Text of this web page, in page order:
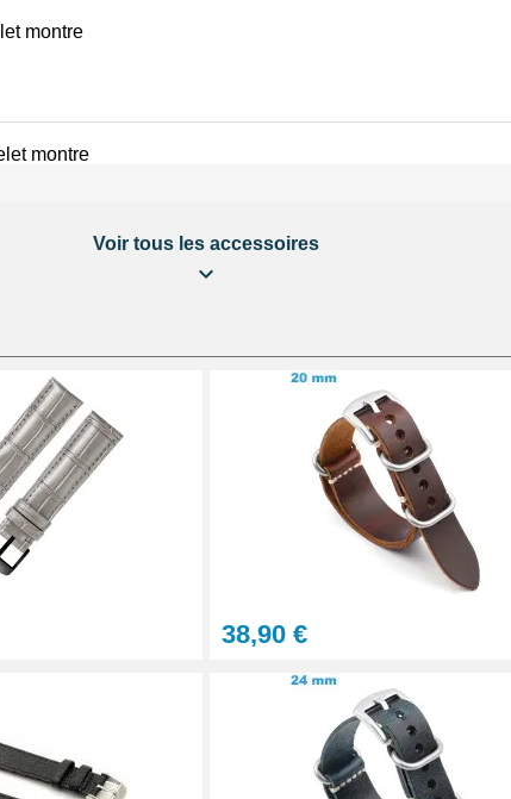
montre
montre
montre
+ 1 Pointeau de pose
Voir tous les accessoires
38,90 €